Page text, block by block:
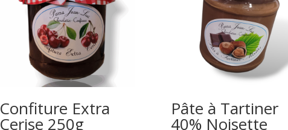
Confiture Extra
Cerise 250g
Pâte à Tartiner
40% Noisette